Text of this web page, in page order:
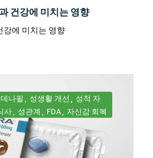
건강에 미치는 영향
강에 미치는 영향
나필 성생활 개선
성적 자
사 성관계 FDA 자신감 회복